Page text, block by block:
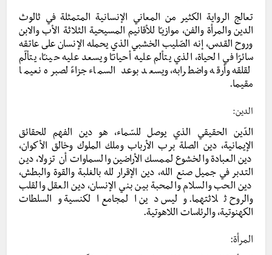
تعالج الرواية الكثير من المعاني الإنسانية المتمثلة في ثالوث
الدين والمرأة والفن، موازيـًا للأقانيم المسيحية الثلاثة الأب والابن
وروح القدس، إنه الصّليب الخشبي الذي يحمله الإنسان على عاتقه
سائرًا في الحياة، الذي يتألم عليه أحيانـًا ويسعد عليه حينـًا، يتألّم
لقلقه وأرقه واضطرابه، ويسعد بوعد السماء جزاءً لصبره نعيما
مقيما.
الدين:
الدّين الحقيقي الذي يوصل للسّماء، هو دين الفهم للحقائق
الإيمانية، دين الصلة برب الأرباب وملك الملوك وخالق الأكوان،
دين العبادة والخشوع لممسك الأراضين والسماوات أن تزولا، دين
التدبر في جميل صنع الله، دين الإقرار لله بالغلبة والقوة والبطش،
دين الحب والسلام والمحبة بين بني الإنسان، دين العقل والقلب
والروح ثلاثتهما. وليس دين المجامع الكنسية والسلطات
الكهنوتية، والرئاسات اللاهوتية.
المرأة: